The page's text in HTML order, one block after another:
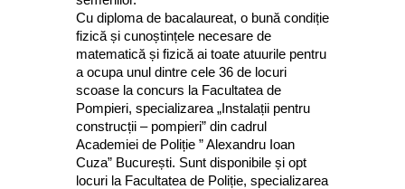
Cu diploma de bacalaureat, o bună condiție
fizică și cunoștințele necesare de
matematică și fizică ai toate atuurile pentru
a ocupa unul dintre cele 36 de locuri
scoase la concurs la Facultatea de
Pompieri, specializarea „Instalații pentru
construcții – pompieri” din cadrul
Academiei de Poliție ” Alexandru Ioan
Cuza” București. Sunt disponibile și opt
locuri la Facultatea de Poliție, specializarea